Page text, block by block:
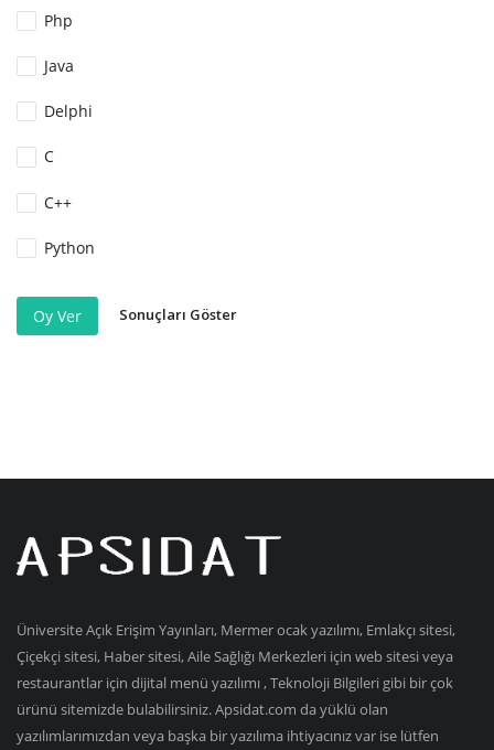
Php
Java
Delphi
C
C++
Python
Oy Ver Sonuçları Göster
Üniversite Açık Erişim Yayınları, Mermer ocak yazılımı, Emlakçı sitesi,
Çiçekçi sitesi, Haber sitesi, Aile Sağlığı Merkezleri için web sitesi veya
restaurantlar için dijital menü yazılımı , Teknoloji Bilgileri gibi bir çok
ürünü sitemizde bulabilirsiniz. Apsidat.com da yüklü olan
yazılımlarımızdan veya başka bir yazılıma ihtiyacınız var ise lütfen